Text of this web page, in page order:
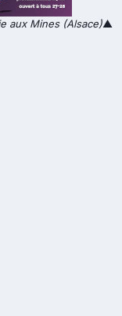
aux Mines (Alsace)▲